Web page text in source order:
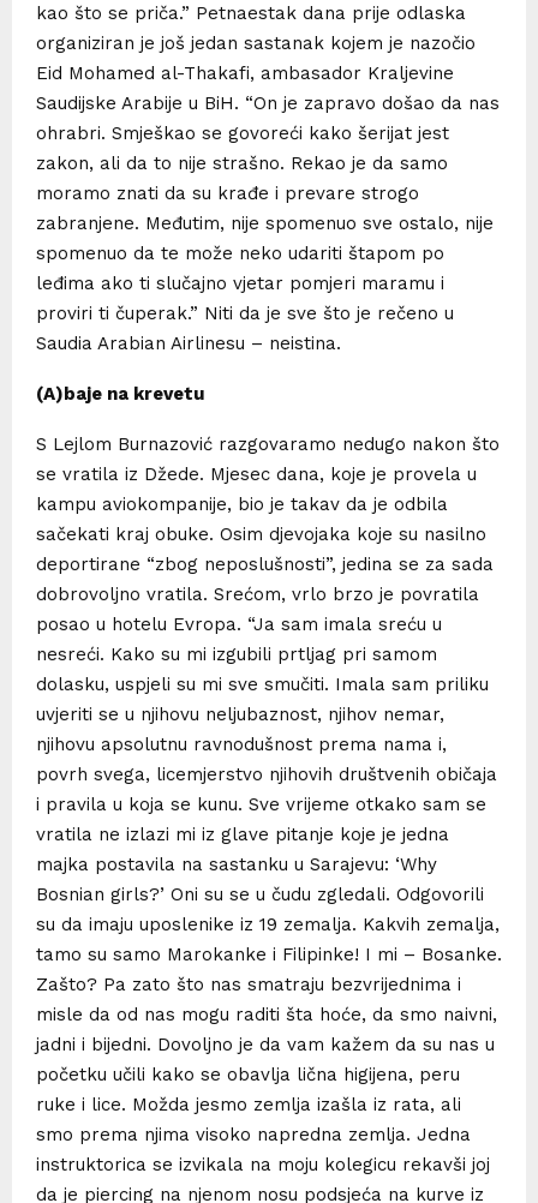
kao što se priča.” Petnaestak dana prije odlaska
organiziran je još jedan sastanak kojem je nazočio
Eid Mohamed al-Thakafi, ambasador Kraljevine
Saudijske Arabije u BiH. “On je zapravo došao da nas
ohrabri. Smješkao se govoreći kako šerijat jest
zakon, ali da to nije strašno. Rekao je da samo
moramo znati da su krađe i prevare strogo
zabranjene. Međutim, nije spomenuo sve ostalo, nije
spomenuo da te može neko udariti štapom po
leđima ako ti slučajno vjetar pomjeri maramu i
proviri ti čuperak.” Niti da je sve što je rečeno u
Saudia Arabian Airlinesu – neistina.
(A)baje na krevetu
S Lejlom Burnazović razgovaramo nedugo nakon što
se vratila iz Džede. Mjesec dana, koje je provela u
kampu aviokompanije, bio je takav da je odbila
sačekati kraj obuke. Osim djevojaka koje su nasilno
deportirane “zbog neposlušnosti”, jedina se za sada
dobrovoljno vratila. Srećom, vrlo brzo je povratila
posao u hotelu Evropa. “Ja sam imala sreću u
nesreći. Kako su mi izgubili prtljag pri samom
dolasku, uspjeli su mi sve smučiti. Imala sam priliku
uvjeriti se u njihovu neljubaznost, njihov nemar,
njihovu apsolutnu ravnodušnost prema nama i,
povrh svega, licemjerstvo njihovih društvenih običaja
i pravila u koja se kunu. Sve vrijeme otkako sam se
vratila ne izlazi mi iz glave pitanje koje je jedna
majka postavila na sastanku u Sarajevu: ‘Why
Bosnian girls?’ Oni su se u čudu zgledali. Odgovorili
su da imaju uposlenike iz 19 zemalja. Kakvih zemalja,
tamo su samo Marokanke i Filipinke! I mi – Bosanke.
Zašto? Pa zato što nas smatraju bezvrijednima i
misle da od nas mogu raditi šta hoće, da smo naivni,
jadni i bijedni. Dovoljno je da vam kažem da su nas u
početku učili kako se obavlja lična higijena, peru
ruke i lice. Možda jesmo zemlja izašla iz rata, ali
smo prema njima visoko napredna zemlja. Jedna
instruktorica se izvikala na moju kolegicu rekavši joj
da je piercing na njenom nosu podsjeća na kurve iz